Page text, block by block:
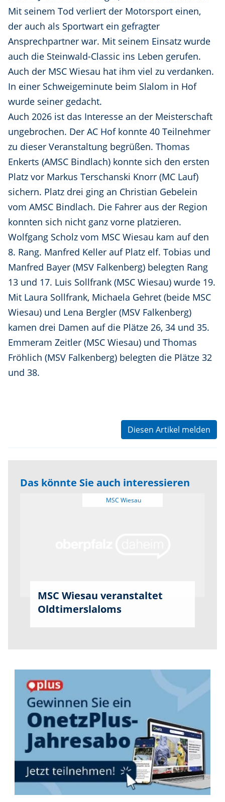
Mit seinem Tod verliert der Motorsport einen,
der auch als Sportwart ein gefragter
Ansprechpartner war. Mit seinem Einsatz wurde
auch die Steinwald-Classic ins Leben gerufen.
Auch der MSC Wiesau hat ihm viel zu verdanken.
In einer Schweigeminute beim Slalom in Hof
wurde seiner gedacht.
Auch 2026 ist das Interesse an der Meisterschaft
ungebrochen. Der AC Hof konnte 40 Teilnehmer
zu dieser Veranstaltung begrüßen. Thomas
Enkerts (AMSC Bindlach) konnte sich den ersten
Platz vor Markus Terschanski Knorr (MC Lauf)
sichern. Platz drei ging an Christian Gebelein
vom AMSC Bindlach. Die Fahrer aus der Region
konnten sich nicht ganz vorne platzieren.
Wolfgang Scholz vom MSC Wiesau kam auf den
8. Rang. Manfred Keller auf Platz elf. Tobias und
Manfred Bayer (MSV Falkenberg) belegten Rang
13 und 17. Luis Sollfrank (MSC Wiesau) wurde 19.
Mit Laura Sollfrank, Michaela Gehret (beide MSC
Wiesau) und Lena Bergler (MSV Falkenberg)
kamen drei Damen auf die Plätze 26, 34 und 35.
Emmeram Zeitler (MSC Wiesau) und Thomas
Fröhlich (MSV Falkenberg) belegten die Plätze 32
und 38.
Diesen Artikel melden
Das könnte Sie auch interessieren
MSC Wiesau
MSC Wiesau veranstaltet
Oldtimerslaloms